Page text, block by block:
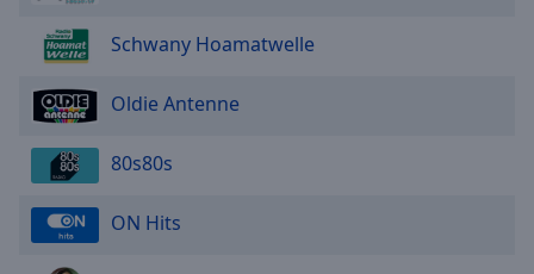
Schwany Hoamatwelle
Oldie Antenne
80s80s
ON Hits